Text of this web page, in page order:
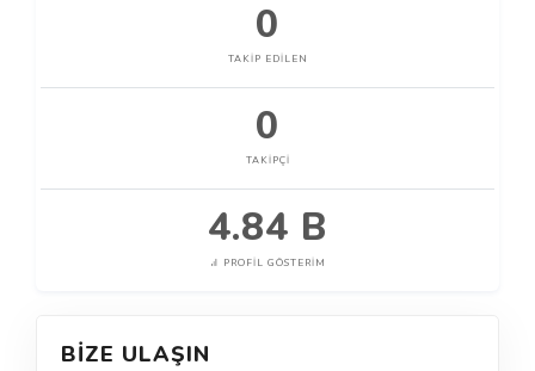
0
TAKIP EDILEN
0
TAKIPÇI
4.84 B
PROFIL GÖSTERIM
BIZE ULAŞIN